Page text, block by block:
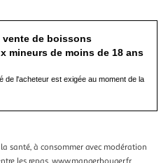
de boissons
mineurs de moins de 18 ans
de l'acheteur est exigée au moment de la
santé, à consommer avec modération